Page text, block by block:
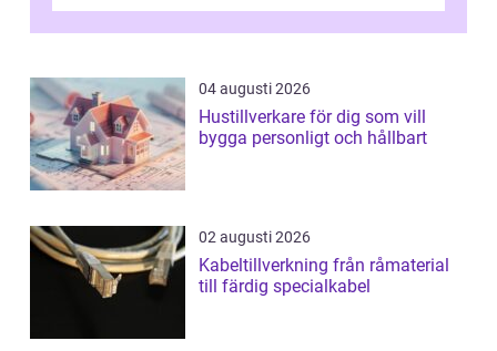
04 augusti 2026
Hustillverkare för dig som vill
bygga personligt och hållbart
02 augusti 2026
Kabeltillverkning från råmaterial
till färdig specialkabel